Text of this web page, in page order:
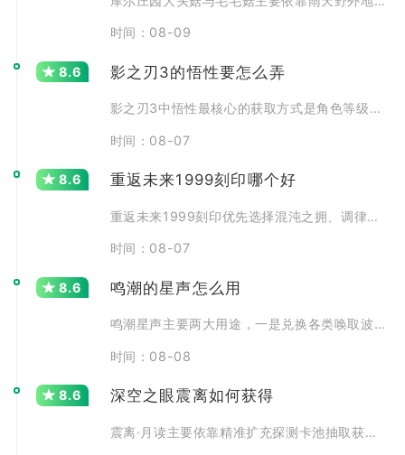
时间：08-09
8.6 影之刃3的悟性要怎么弄
影之刃3中悟性最核心的获取方式是角色等级提升，每提升一级
时间：08-07
8.6 重返未来1999刻印哪个好
重返未来1999刻印优先选择混沌之拥、调律零、逆位之裁三
时间：08-07
8.6 鸣潮的星声怎么用
鸣潮星声主要两大用途，一是兑换各类唤取波纹参与角色与武器
时间：08-08
8.6 深空之眼震离如何获得
震离·月读主要依靠精准扩充探测卡池抽取获取，同时能够在常